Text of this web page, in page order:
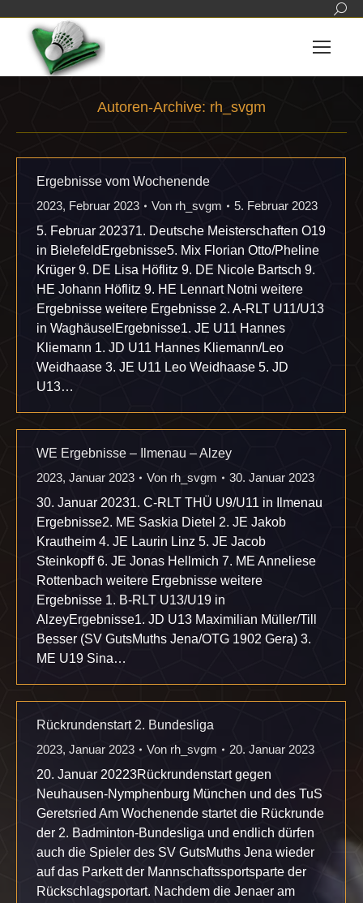
Autoren-Archive: rh_svgm
Ergebnisse vom Wochenende
2023, Februar 2023 Von rh_svgm
5. Februar 2023
5. Februar 202371. Deutsche Meisterschaften O19
in BielefeldErgebnisse5. Mix Florian Otto/Pheline
Krüger 9. DE Lisa Höflitz 9. DE Nicole Bartsch 9.
HE Johann Höflitz 9. HE Lennart Notni weitere
Ergebnisse weitere Ergebnisse 2. A-RLT U11/U13
in WaghäuselErgebnisse1. JE U11 Hannes
Kliemann 1. JD U11 Hannes Kliemann/Leo
Weidhaase 3. JE U11 Leo Weidhaase 5. JD
U13…
WE Ergebnisse – Ilmenau – Alzey
2023, Januar 2023 Von rh_svgm
30. Januar 2023
30. Januar 20231. C-RLT THÜ U9/U11 in Ilmenau
Ergebnisse2. ME Saskia Dietel 2. JE Jakob
Krautheim 4. JE Laurin Linz 5. JE Jacob
Steinkopff 6. JE Jonas Hellmich 7. ME Anneliese
Rottenbach weitere Ergebnisse weitere
Ergebnisse 1. B-RLT U13/U19 in
AlzeyErgebnisse1. JD U13 Maximilian Müller/Till
Besser (SV GutsMuths Jena/OTG 1902 Gera) 3.
ME U19 Sina…
Rückrundenstart 2. Bundesliga
2023, Januar 2023 Von rh_svgm
20. Januar 2023
20. Januar 20223Rückrundenstart gegen
Neuhausen-Nymphenburg München und des TuS
Geretsried Am Wochenende startet die Rückrunde
der 2. Badminton-Bundesliga und endlich dürfen
auch die Spieler des SV GutsMuths Jena wieder
auf das Parkett der Mannschaftssportsparte der
Rückschlagsportart. Nachdem die Jenaer am